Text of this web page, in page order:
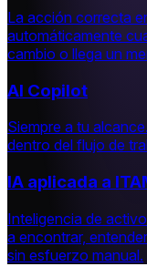
La acción correcta
automáticamente
cambio o llega un
AI Copilot
Siempre a tu
dentro del flujo de
IA aplicada a
Inteligencia de
a encontrar,
sin esfuerzo manual.